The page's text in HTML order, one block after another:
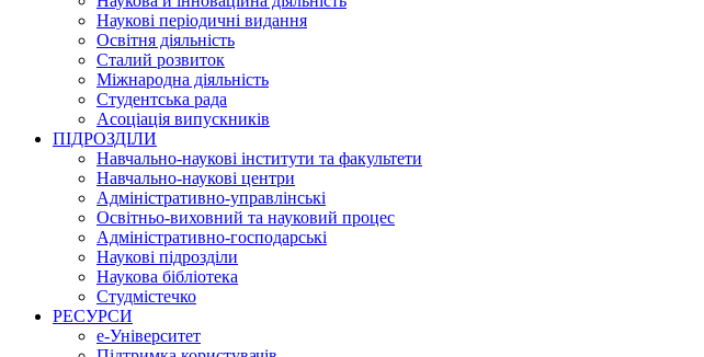
Наукові періодичні видання
Освітня діяльність
Сталий розвиток
Міжнародна діяльність
Студентська рада
Асоціація випускників
ПІДРОЗДІЛИ
Навчально-наукові інститути та факультети
Навчально-наукові центри
Адміністративно-управлінські
Освітньо-виховний та науковий процес
Адміністративно-господарські
Наукові підрозділи
Наукова бібліотека
Студмістечко
РЕСУРСИ
е-Університет